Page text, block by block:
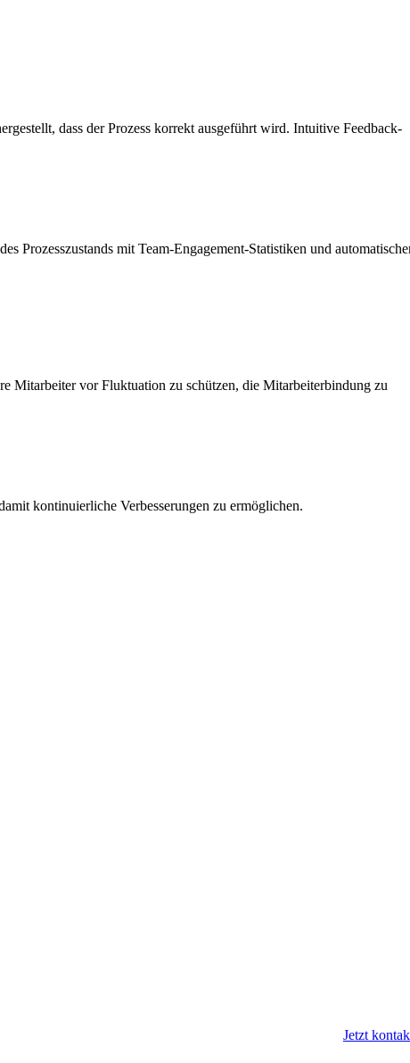
Jetzt
dass der Prozess korrekt ausgeführt wird. Intuitive Feedback-
Prozesszustands mit Team-Engagement-Statistiken und
Mitarbeiter vor Fluktuation zu schützen, die Mitarbeiterbindung zu
kontinuierliche Verbesserungen zu ermöglichen.